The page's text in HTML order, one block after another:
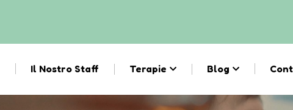
Il Nostro Staff Terapie Blog